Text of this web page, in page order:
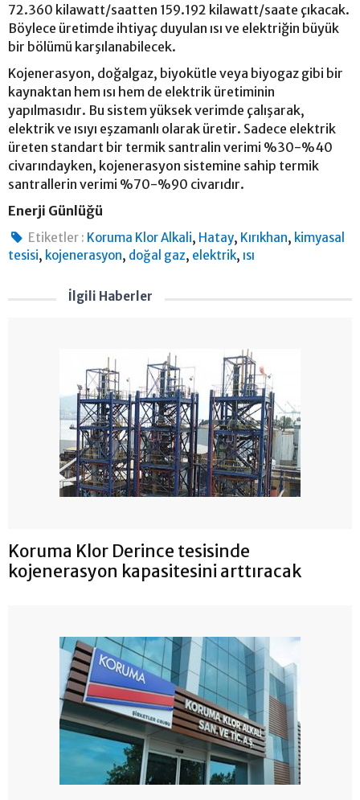
72.360 kilawatt/saatten 159.192 kilawatt/saate çıkacak.
Böylece üretimde ihtiyaç duyulan ısı ve elektriğin büyük
bir bölümü karşılanabilecek.
Kojenerasyon, doğalgaz, biyokütle veya biyogaz gibi bir
kaynaktan hem ısı hem de elektrik üretiminin
yapılmasıdır. Bu sistem yüksek verimde çalışarak,
elektrik ve ısıyı eşzamanlı olarak üretir. Sadece elektrik
üreten standart bir termik santralin verimi %30-%40
civarındayken, kojenerasyon sistemine sahip termik
santrallerin verimi %70-%90 civarıdır.
Enerji Günlüğü
Etiketler : Koruma Klor Alkali, Hatay, Kırıkhan, kimyasal
tesisi, kojenerasyon, doğal gaz, elektrik, ısı
İlgili Haberler
Koruma Klor Derince tesisinde
kojenerasyon kapasitesini arttıracak